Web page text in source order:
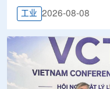
工业 2026-08-08